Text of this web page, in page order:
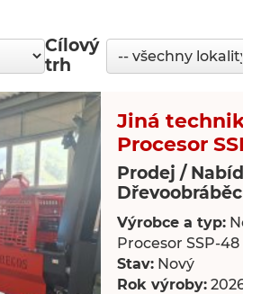
Cílový
trh
Jiná technika
Procesor
Prodej /
Dřevoobráběcí
Výrobce a typ:
Procesor SSP-48
Stav: Nový
Rok výroby: 2026